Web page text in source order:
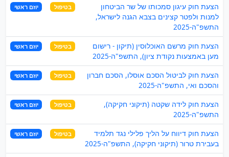
הצעת חוק עיגון סמכותו של שר הביטחון
למנות ולפטר קצינים בצבא הגנה לישראל,
התשפ"ה-2025
בטיפול יוזם ראשי
הצעת חוק מרשם האוכלוסין (תיקון - רישום
מען באמצעות נקודת ציון), התשפ"ה-2025
בטיפול יוזם ראשי
הצעת חוק לביטול הסכם אוסלו, הסכם חברון
והסכם ואי, התשפ"ה-2025
בטיפול יוזם ראשי
הצעת חוק לידה שקטה (תיקוני חקיקה),
התשפ"ה-2025
בטיפול יוזם ראשי
הצעת חוק דיווח על הליך פלילי נגד תלמיד
בעבירת טרור (תיקוני חקיקה), התשפ"ה-2025
בטיפול יוזם ראשי